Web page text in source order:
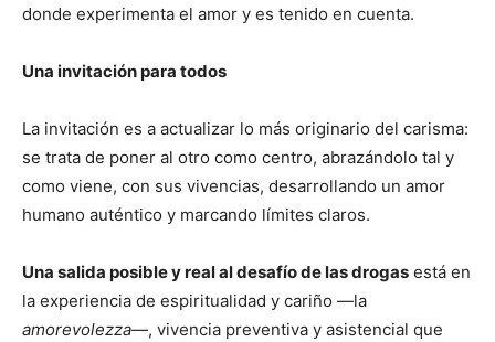
donde experimenta el amor y es tenido en cuenta.
Una invitación para todos
La invitación es a actualizar lo más originario del carisma:
se trata de poner al otro como centro, abrazándolo tal y
como viene, con sus vivencias, desarrollando un amor
humano auténtico y marcando límites claros.
Una salida posible y real al desafío de las drogas está en
la experiencia de espiritualidad y cariño —la
amorevolezza—, vivencia preventiva y asistencial que